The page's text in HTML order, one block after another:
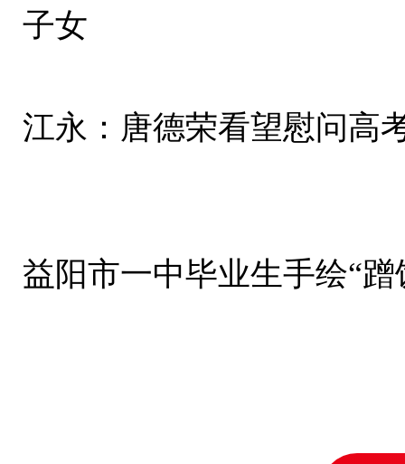
子女
江永：唐德荣看望慰问高
益阳市一中毕业生手绘“